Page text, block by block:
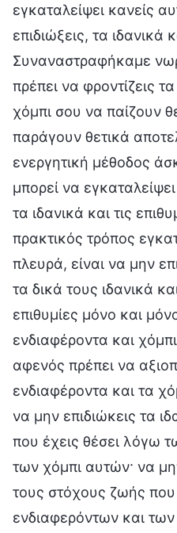
εγκαταλείψει κανείς
επιδιώξεις, τα ιδανικά
Συναναστραφήκαμε
πρέπει να φροντίζεις
χόμπι σου να παίζουν
παράγουν θετικά
ενεργητική μέθοδος
μπορεί να εγκαταλείψει
τα ιδανικά και τις
πρακτικός τρόπος
πλευρά, είναι να μην
τα δικά τους ιδανικά
επιθυμίες μόνο και
ενδιαφέροντα και
αφενός πρέπει να
ενδιαφέροντα και τα
να μην επιδιώκεις τα
που έχεις θέσει λόγω
των χόμπι αυτών· να
τους στόχους ζωής που
ενδιαφερόντων και